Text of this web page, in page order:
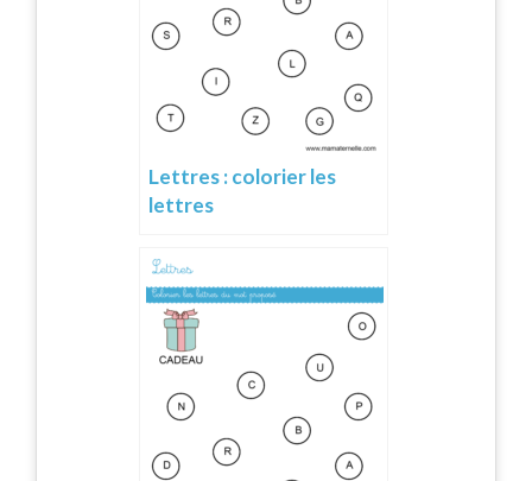
Lettres : colorier les
lettres